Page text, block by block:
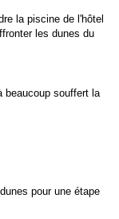
la piscine de l'hôtel
les dunes du
beaucoup souffert la
pour une étape